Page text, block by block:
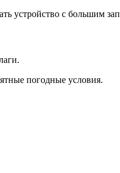
устройство с большим
погодные условия.